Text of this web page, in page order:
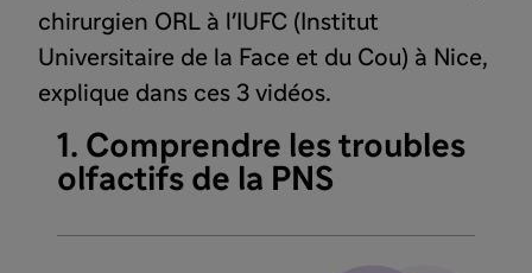
chirurgien ORL à l'IUFC (Institut
Universitaire de la Face et du Cou) à Nice,
explique dans ces 3 vidéos.
1. Comprendre les troubles
olfactifs de la PNS